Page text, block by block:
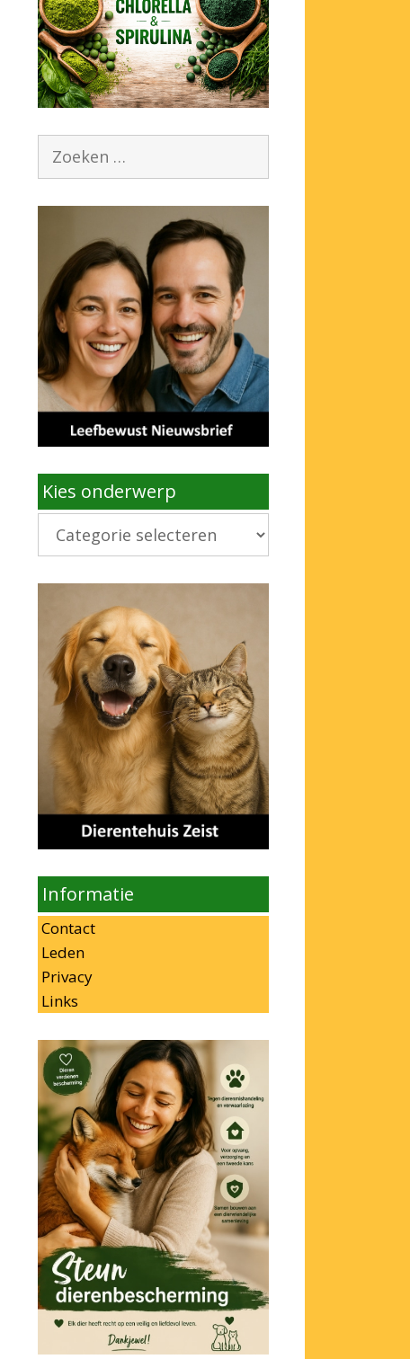
Zoek
Kies onderwerp
Kies
onderwerp
Informatie
Contact
Leden
Privacy
Links